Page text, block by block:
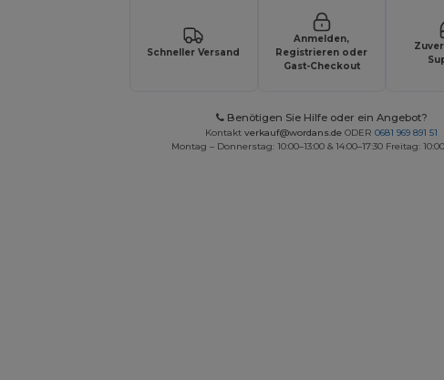
Schneller Versand
Anmelden,
Registrieren oder
Gast-Checkout
Benötigen Sie Hilfe oder ein Angebot?
Kontaktverkauf@wordans.de ODER0681 969 891 51
Montag – Donnerstag: 10:00–13:00 & 14:00–17:30 Freitag: